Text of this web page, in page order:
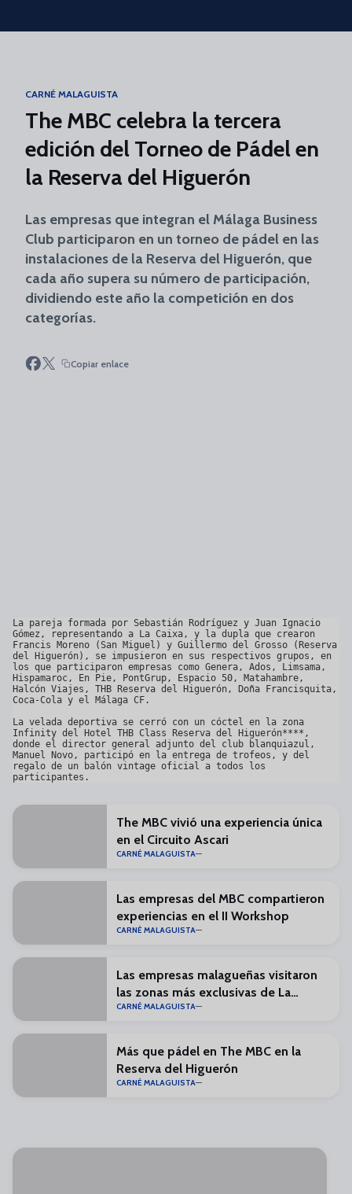
Skip to main content
CARNÉ MALAGUISTA
The MBC celebra la tercera
edición del Torneo de Pádel en
la Reserva del Higuerón
Las empresas que integran el Málaga Business
Club participaron en un torneo de pádel en las
instalaciones de la Reserva del Higuerón, que
cada año supera su número de participación,
dividiendo este año la competición en dos
categorías.
Copiar enlace
La pareja formada por Sebastián Rodríguez y Juan Ignacio
Gómez, representando a La Caixa, y la dupla que crearon
Francis Moreno (San Miguel) y Guillermo del Grosso (Reserva
del Higuerón), se impusieron en sus respectivos grupos, en
los que participaron empresas como Genera, Ados, Limsama,
Hispamaroc, En Pie, PontGrup, Espacio 50, Matahambre,
Halcón Viajes, THB Reserva del Higuerón, Doña Francisquita,
Coca-Cola y el Málaga CF.
La velada deportiva se cerró con un cóctel en la zona
Infinity del Hotel THB Class Reserva del Higuerón****,
donde el director general adjunto del club blanquiazul,
Manuel Novo, participó en la entrega de trofeos, y del
regalo de un balón vintage oficial a todos los
participantes.
The MBC vivió una experiencia única
en el Circuito Ascari
CARNÉ MALAGUISTA
Las empresas del MBC compartieron
experiencias en el II Workshop
CARNÉ MALAGUISTA
Las empresas malagueñas visitaron
las zonas más exclusivas de La
Rosaleda
CARNÉ MALAGUISTA
Más que pádel en The MBC en la
Reserva del Higuerón
CARNÉ MALAGUISTA